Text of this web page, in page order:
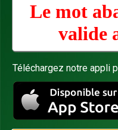
Le mot
valide
Téléchargez notre appli